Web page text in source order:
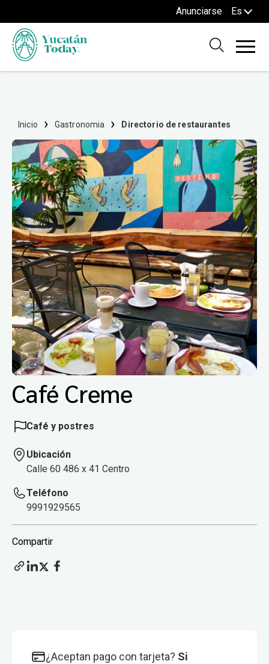
Anunciarse Es
Inicio Gastronomia Directorio de restaurantes
Café Creme
Café y postres
Ubicación
Calle 60 486 x 41 Centro
Teléfono
9991929565
Compartir
¿Aceptan pago con tarjeta? Si